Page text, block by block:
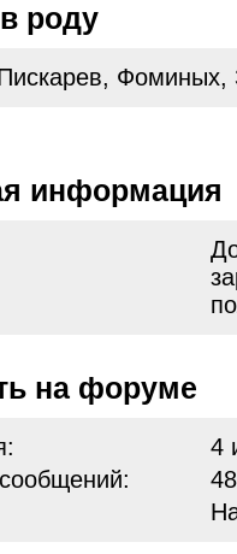
роду
Фоминых,
информация
на форуме
4
48